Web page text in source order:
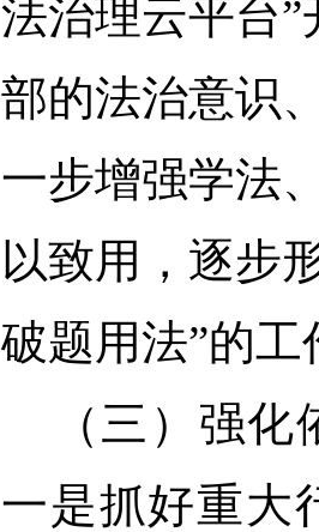
法治理云平台
部的法治意识
一步增强学法
以致用，逐步
破题用法”的工
（三）强
一是抓好重大